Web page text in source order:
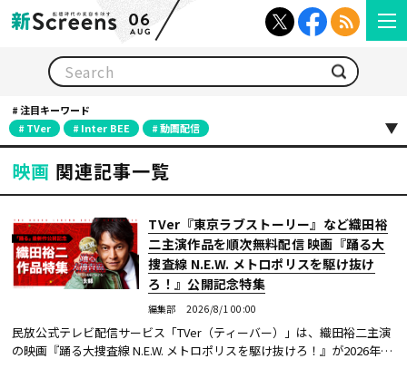
06
AUG
注目キーワード
TVer
Inter BEE 動画配信
映画 関連記事一覧
TVer『東京ラブストーリー』など織田裕
二主演作品を順次無料配信 映画『踊る大
捜査線 N.E.W. メトロポリスを駆け抜け
ろ！』公開記念特集
編集部 2026/8/1 00:00
民放公式テレビ配信サービス「TVer（ティーバー）」は、織田裕二主演
の映画『踊る大捜査線 N.E.W. メトロポリスを駆け抜けろ！』が2026年9